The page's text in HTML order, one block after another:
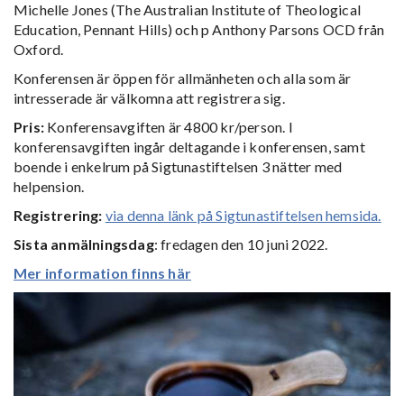
Michelle Jones (The Australian Institute of Theological
Education, Pennant Hills) och p Anthony Parsons OCD från
Oxford.
Konferensen är öppen för allmänheten och alla som är
intresserade är välkomna att registrera sig.
Pris: Konferensavgiften är 4800 kr/person. I
konferensavgiften ingår deltagande i konferensen, samt
boende i enkelrum på Sigtunastiftelsen 3 nätter med
helpension.
Registrering: via denna länk på Sigtunastiftelsen hemsida.
Sista anmälningsdag: fredagen den 10 juni 2022.
Mer information finns här